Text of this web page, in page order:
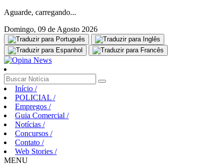
Aguarde, carregando...
Domingo, 09 de Agosto 2026
Início /
POLICIAL /
Empregos /
Guia Comercial /
Notícias /
Concursos /
Contato /
Web Stories /
MENU